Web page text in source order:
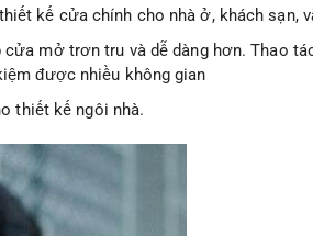
kế cửa chính cho nhà ở, khách sạn,
mở trơn tru và dễ dàng hơn. Thao
được nhiều không gian
thiết kế ngôi nhà.